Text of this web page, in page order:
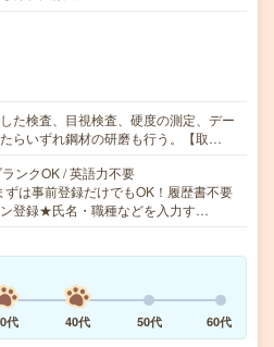
た検査、目視検査、硬度の測定、デー
らいずれ鋼材の研磨も行う。【取…
ンクOK / 英語力不要
は事前登録だけでもOK！履歴書不要
登録★氏名・職種などを入力す…
代 40代 50代 60代